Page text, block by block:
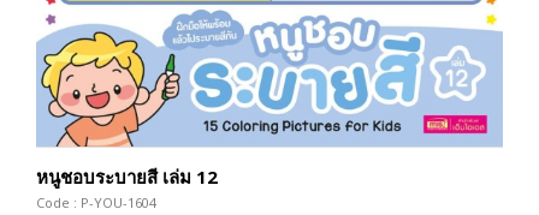
หนูชอบระบายสี เล่ม 12
Code : P-YOU-1604